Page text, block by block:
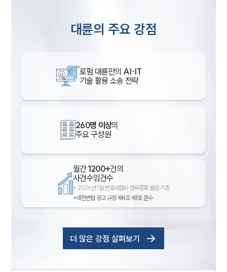
대륜의 주요 강점
로펌 대륜만의 AI·IT
기술 활용 소송 전략
260명 이상의
주요 구성원
월간1200+건의
사건수임건수
* 2026년 1월 변호사협회 경유증표 발급 기준
*대한변협 광고 규정 제4조 제1호 준수
더 많은 강점 살펴보기